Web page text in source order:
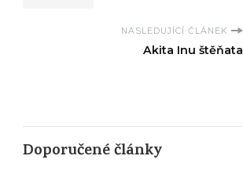
NASLEDUJÍCÍ ČLÁNEK
Akita Inu štěňata
Doporučené články